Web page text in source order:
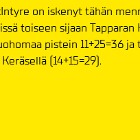
on iskenyt tähän
toiseen sijaan Tapparan
pistein 11+25=36
(14+15=29).